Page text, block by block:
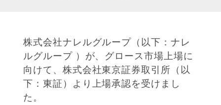
株式会社ナレルグループ（以下：ナレ
ルグループ ）が、グロース市場上場に
向けて、株式会社東京証券取引所（以
下：東証）より上場承認を受けまし
た。